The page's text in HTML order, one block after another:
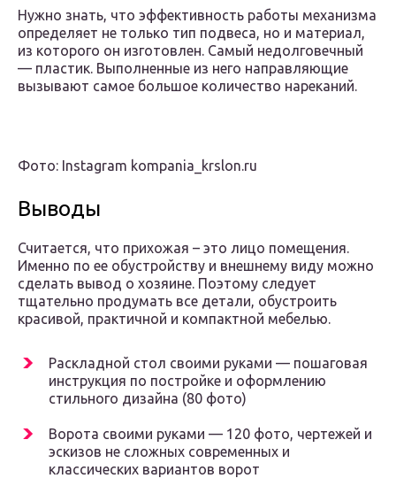
Нужно знать, что эффективность работы механизма
определяет не только тип подвеса, но и материал,
из которого он изготовлен. Самый недолговечный
— пластик. Выполненные из него направляющие
вызывают самое большое количество нареканий.
Фото: Instagram kompania_krslon.ru
Выводы
Считается, что прихожая – это лицо помещения.
Именно по ее обустройству и внешнему виду можно
сделать вывод о хозяине. Поэтому следует
тщательно продумать все детали, обустроить
красивой, практичной и компактной мебелью.
Раскладной стол своими руками — пошаговая
инструкция по постройке и оформлению
стильного дизайна (80 фото)
Ворота своими руками — 120 фото, чертежей и
эскизов не сложных современных и
классических вариантов ворот